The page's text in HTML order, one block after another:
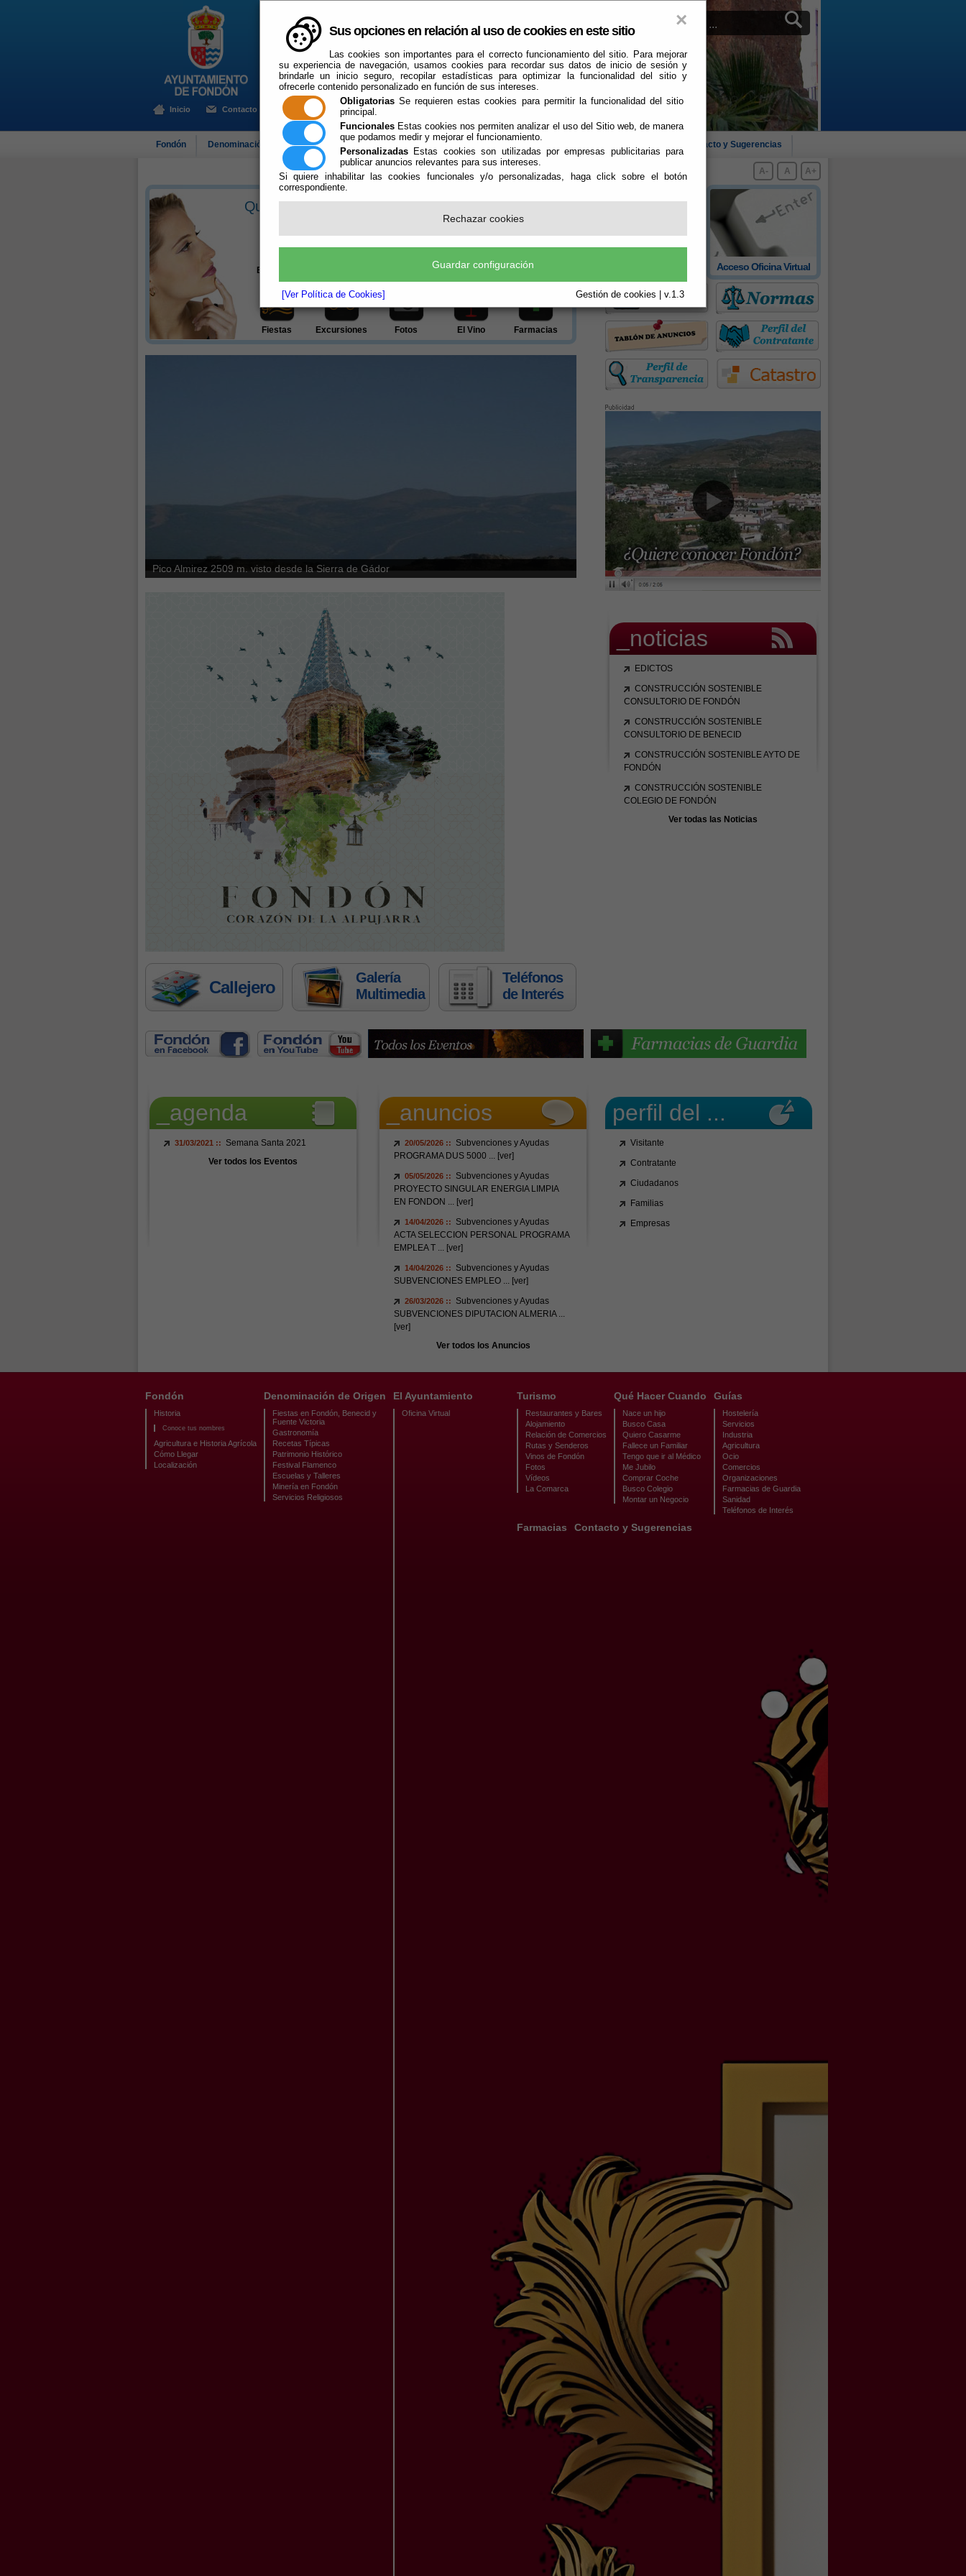
×
Sus opciones en relación al uso de cookies en este sitio
Las cookies son importantes para el correcto funcionamiento del sitio. Para mejorar
su experiencia de navegación, usamos cookies para recordar sus datos de inicio de sesión y
brindarle un inicio seguro, recopilar estadísticas para optimizar la funcionalidad del sitio y
ofrecerle contenido personalizado en función de sus intereses.
Obligatorias Se requieren estas cookies para permitir la funcionalidad del sitio
principal.
Funcionales Estas cookies nos permiten analizar el uso del Sitio web, de manera
que podamos medir y mejorar el funcionamiento.
Personalizadas Estas cookies son utilizadas por empresas publicitarias para
publicar anuncios relevantes para sus intereses.
Si quiere inhabilitar las cookies funcionales y/o personalizadas, haga click sobre el botón
correspondiente.
Rechazar cookies
Guardar configuración
[Ver Política de Cookies] Gestión de cookies | v.1.3
Inicio Contacto
Fondón Denominación de Origen El Ayuntamiento Turismo Contacto y Sugerencias
A+
A
A-
Acceso Oficina Virtual
_noticias
EDICTOS
CONSTRUCCIÓN SOSTENIBLE
CONSULTORIO DE FONDÓN
CONSTRUCCIÓN SOSTENIBLE
CONSULTORIO DE BENECID
CONSTRUCCIÓN SOSTENIBLE AYTO DE
FONDÓN
CONSTRUCCIÓN SOSTENIBLE
COLEGIO DE FONDÓN
Ver todas las Noticias
Qué hacer en Fondón ...
El Tiempo La Comarca P.Histórico
Fiestas Excursiones Fotos El Vino Farmacias
Benecid
Callejero
Galería
Multimedia
Teléfonos
de Interés
_agenda
31/03/2021 ::
Semana Santa 2021
Ver todos los Eventos
_anuncios
20/05/2026 ::
Subvenciones y Ayudas
PROGRAMA DUS 5000 ... [ver]
05/05/2026 ::
Subvenciones y Ayudas
PROYECTO SINGULAR ENERGIA LIMPIA
EN FONDON ... [ver]
14/04/2026 ::
Subvenciones y Ayudas
ACTA SELECCION PERSONAL PROGRAMA
EMPLEA T ... [ver]
14/04/2026 ::
Subvenciones y Ayudas
SUBVENCIONES EMPLEO ... [ver]
26/03/2026 ::
Subvenciones y Ayudas
SUBVENCIONES DIPUTACION ALMERIA...
[ver]
Ver todos los Anuncios
perfil del ...
Visitante
Contratante
Ciudadanos
Familias
Empresas
Fondón
Historia
Conoce tus nombres
Agricultura e Historia Agrícola
Cómo Llegar
Localización
Denominación de Origen
Fiestas en Fondón, Benecid y
Fuente Victoria
Gastronomía
Recetas Típicas
Patrimonio Histórico
Festival Flamenco
Escuelas y Talleres
Minería en Fondón
Servicios Religiosos
El Ayuntamiento
Oficina Virtual
Turismo
Restaurantes y Bares
Alojamiento
Relación de Comercios
Rutas y Senderos
Vinos de Fondón
Fotos
Vídeos
La Comarca
Qué Hacer Cuando
Nace un hijo
Busco Casa
Quiero Casarme
Fallece un Familiar
Tengo que ir al Médico
Me Jubilo
Comprar Coche
Busco Colegio
Montar un Negocio
Guías
Hostelería
Servicios
Industria
Agricultura
Ocio
Comercios
Organizaciones
Farmacias de Guardia
Sanidad
Teléfonos de Interés
Farmacias Contacto y Sugerencias